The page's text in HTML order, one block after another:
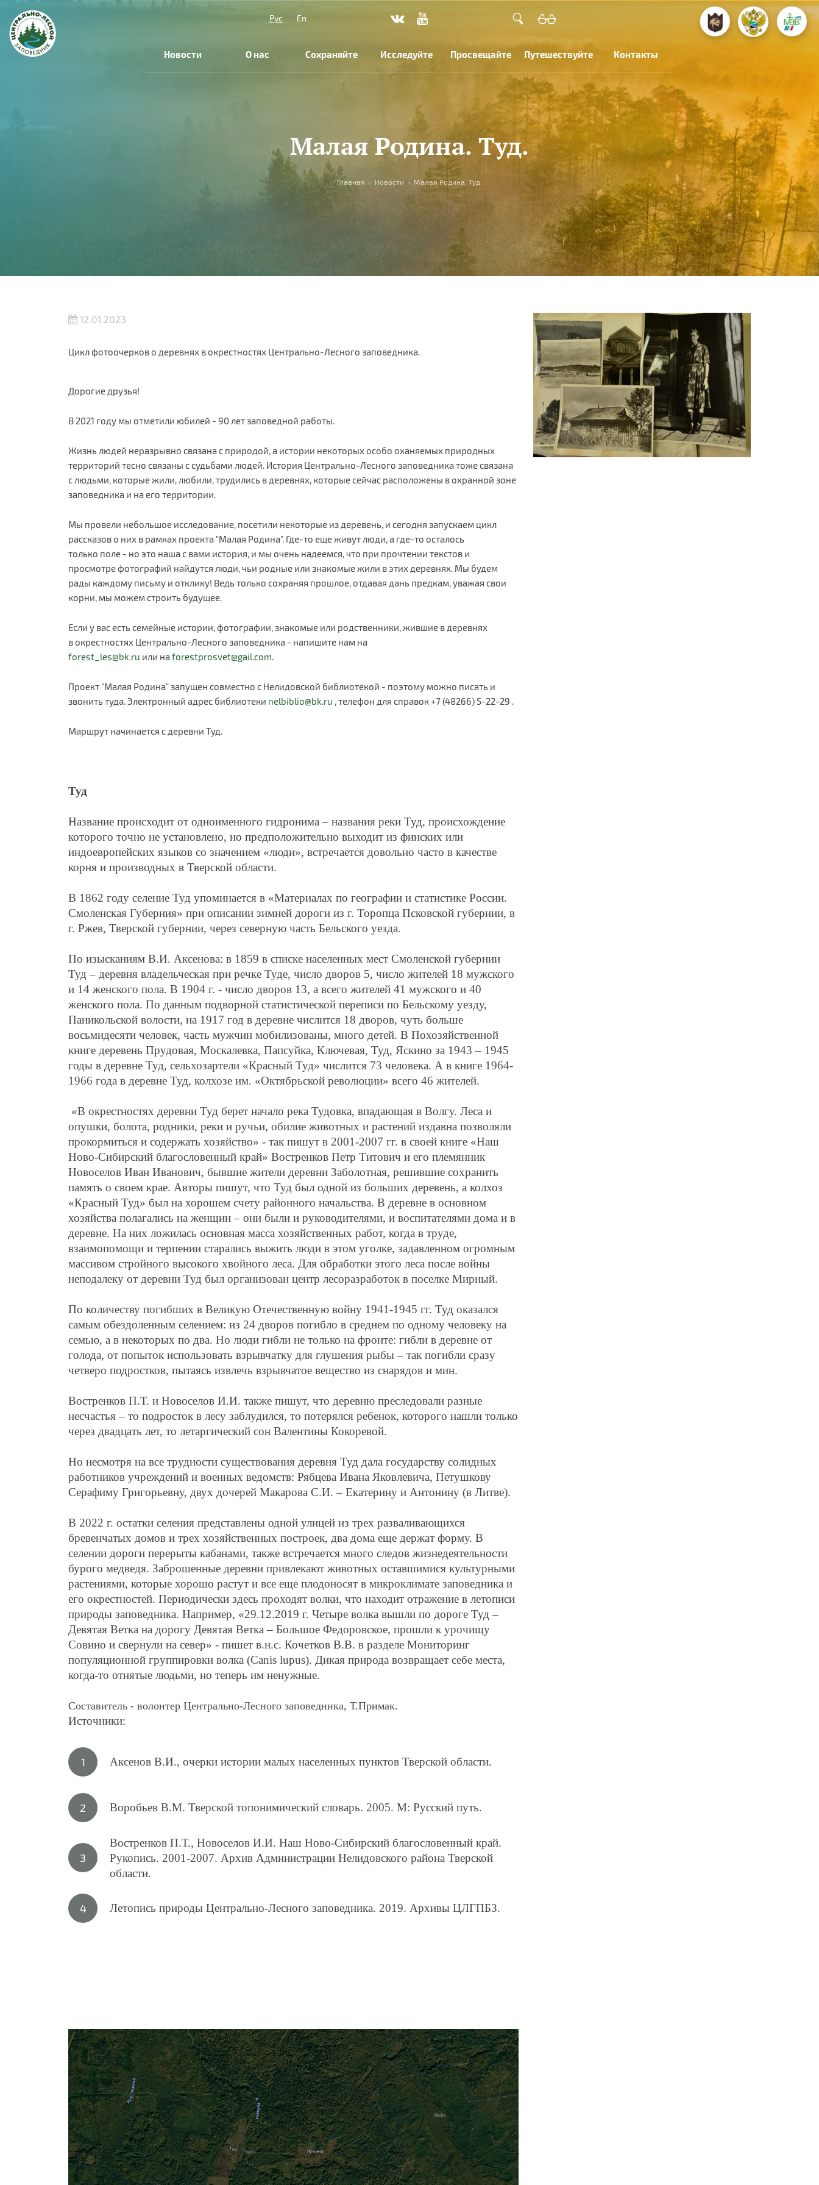
Рус
En
Новости О нас Сохраняйте Исследуйте Просвещайте Путешествуйте Контакты
Малая Родина. Туд.
Главная » Новости » Малая Родина. Туд.
12.01.2023
Цикл фотоочерков о деревнях в окрестностях Центрально-Лесного заповедника.
Дорогие друзья!
В 2021 году мы отметили юбилей - 90 лет заповедной работы.
Жизнь людей неразрывно связана с природой, а истории некоторых особо оханяемых природных
территорий тесно связаны с судьбами людей. История Центрально-Лесного заповедника тоже связана
с людьми, которые жили, любили, трудились в деревнях, которые сейчас расположены в охранной зоне
заповедника и на его территории.
Мы провели небольшое исследование, посетили некоторые из деревень, и сегодня запускаем цикл
рассказов о них в рамках проекта "Малая Родина". Где-то еще живут люди, а где-то осталось
только поле - но это наша с вами история, и мы очень надеемся, что при прочтении текстов и
просмотре фотографий найдутся люди, чьи родные или знакомые жили в этих деревнях. Мы будем
рады каждому письму и отклику! Ведь только сохраняя прошлое, отдавая дань предкам, уважая свои
корни, мы можем строить будущее.
Если у вас есть семейные истории, фотографии, знакомые или родственники, жившие в деревнях
в окрестностях Центрально-Лесного заповедника - напишите нам на
forest_les@bk.ru или наforestprosvet@gail.com.
Проект "Малая Родина" запущен совместно с Нелидовской библиотекой - поэтому можно писать и
звонить туда. Электронный адрес библиотеки nelbiblio@bk.ru , телефон для справок +7 (48266) 5-22-29 .
Маршрут начинается с деревни Туд.
Туд
Название происходит от одноименного гидронима – названия реки Туд, происхождение
которого точно не установлено, но предположительно выходит из финских или
индоевропейских языков со значением «люди», встречается довольно часто в качестве
корня и производных в Тверской области.
В 1862 году селение Туд упоминается в «Материалах по географии и статистике России.
Смоленская Губерния» при описании зимней дороги из г. Торопца Псковской губернии, в
г. Ржев, Тверской губернии, через северную часть Бельского уезда.
По изысканиям В.И. Аксенова: в 1859 в списке населенных мест Смоленской губернии
Туд – деревня владельческая при речке Туде, число дворов 5, число жителей 18 мужского
и 14 женского пола. В 1904 г. - число дворов 13, а всего жителей 41 мужского и 40
женского пола. По данным подворной статистической переписи по Бельскому уезду,
Паникольской волости, на 1917 год в деревне числится 18 дворов, чуть больше
восьмидесяти человек, часть мужчин мобилизованы, много детей. В Похозяйственной
книге деревень Прудовая, Москалевка, Папсуйка, Ключевая, Туд, Яскино за 1943 – 1945
годы в деревне Туд, сельхозартели «Красный Туд» числится 73 человека. А в книге 1964-
1966 года в деревне Туд, колхозе им. «Октябрьской революции» всего 46 жителей.
«В окрестностях деревни Туд берет начало река Тудовка, впадающая в Волгу. Леса и
опушки, болота, родники, реки и ручьи, обилие животных и растений издавна позволяли
прокормиться и содержать хозяйство» - так пишут в 2001-2007 гг. в своей книге «Наш
Ново-Сибирский благословенный край» Востренков Петр Титович и его племянник
Новоселов Иван Иванович, бывшие жители деревни Заболотная, решившие сохранить
память о своем крае. Авторы пишут, что Туд был одной из больших деревень, а колхоз
«Красный Туд» был на хорошем счету районного начальства. В деревне в основном
хозяйства полагались на женщин – они были и руководителями, и воспитателями дома и в
деревне. На них ложилась основная масса хозяйственных работ, когда в труде,
взаимопомощи и терпении старались выжить люди в этом уголке, задавленном огромным
массивом стройного высокого хвойного леса. Для обработки этого леса после войны
неподалеку от деревни Туд был организован центр лесоразработок в поселке Мирный.
По количеству погибших в Великую Отечественную войну 1941-1945 гг. Туд оказался
самым обездоленным селением: из 24 дворов погибло в среднем по одному человеку на
семью, а в некоторых по два. Но люди гибли не только на фронте: гибли в деревне от
голода, от попыток использовать взрывчатку для глушения рыбы – так погибли сразу
четверо подростков, пытаясь извлечь взрывчатое вещество из снарядов и мин.
Востренков П.Т. и Новоселов И.И. также пишут, что деревню преследовали разные
несчастья – то подросток в лесу заблудился, то потерялся ребенок, которого нашли только
через двадцать лет, то летаргический сон Валентины Кокоревой.
Но несмотря на все трудности существования деревня Туд дала государству солидных
работников учреждений и военных ведомств: Рябцева Ивана Яковлевича, Петушкову
Серафиму Григорьевну, двух дочерей Макарова С.И. – Екатерину и Антонину (в Литве).
В 2022 г. остатки селения представлены одной улицей из трех разваливающихся
бревенчатых домов и трех хозяйственных построек, два дома еще держат форму. В
селении дороги перерыты кабанами, также встречается много следов жизнедеятельности
бурого медведя. Заброшенные деревни привлекают животных оставшимися культурными
растениями, которые хорошо растут и все еще плодоносят в микроклимате заповедника и
его окрестностей. Периодически здесь проходят волки, что находит отражение в летописи
природы заповедника. Например, «29.12.2019 г. Четыре волка вышли по дороге Туд –
Девятая Ветка на дорогу Девятая Ветка – Большое Федоровское, прошли к урочищу
Совино и свернули на север» - пишет в.н.с. Кочетков В.В. в разделе Мониторинг
популяционной группировки волка (Canis lupus). Дикая природа возвращает себе места,
когда-то отнятые людьми, но теперь им ненужные.
Составитель - волонтер Центрально-Лесного заповедника, Т.Примак.
Источники:
Аксенов В.И., очерки истории малых населенных пунктов Тверской области.
Воробьев В.М. Тверской топонимический словарь. 2005. М: Русский путь.
Востренков П.Т., Новоселов И.И. Наш Ново-Сибирский благословенный край.
Рукопись. 2001-2007. Архив Администрации Нелидовского района Тверской
области.
Летопись природы Центрально-Лесного заповедника. 2019. Архивы ЦЛГПБЗ.